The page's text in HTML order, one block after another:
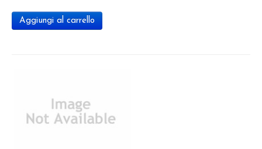
Aggiungi al carrello